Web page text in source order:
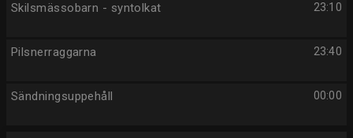
23:10
Skilsmässobarn - syntolkat
23:40
Pilsnerraggarna
00:00
Sändningsuppehåll